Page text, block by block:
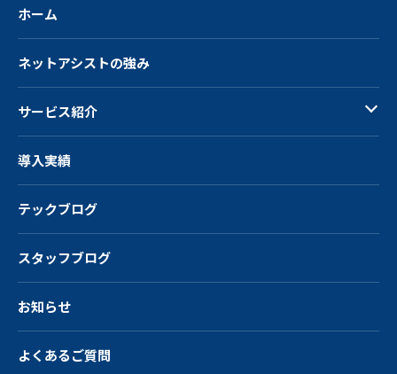
ホーム
ネットアシストの強み
サービス紹介
導入実績
テックブログ
スタッフブログ
お知らせ
よくあるご質問